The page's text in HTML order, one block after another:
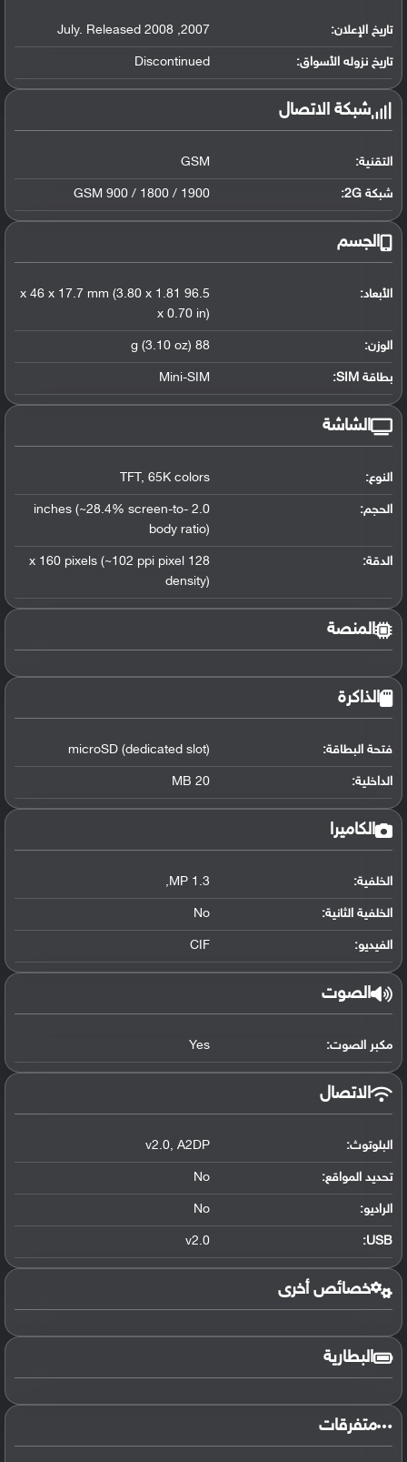
تاريخ الإعلان: 2007
,
July. Released 2008
تاريخ نزوله الأسواق: Discontinued
شبكة الاتصال
التقنية: GSM
شبكة 2G: GSM 900 / 1800 / 1900
الجسم
الأبعاد:
96.5 x 46 x 17.7 mm (3.80 x 1.81
x 0.70 in)
الوزن: 88 g (3.10 oz)
بطاقة SIM: Mini-SIM
الشاشة
النوع: TFT, 65K colors
الحجم:
2.0 inches (~28.4% screen-to-
body ratio)
الدقة:
128 x 160 pixels (~102 ppi pixel
density)
المنصة
الذاكرة
فتحة البطاقة: microSD (dedicated slot)
الداخلية: 20 MB
الكاميرا
الخلفية: 1.3 MP
,
الخلفية الثانية: No
الفيديو: CIF
الصوت
مكبر الصوت: Yes
الاتصال
البلوتوث:
v2.0, A2DP
تحديد المواقع:
No
الراديو: No
USB
:
v2.0
خصائص أخرى
البطارية
متفرقات